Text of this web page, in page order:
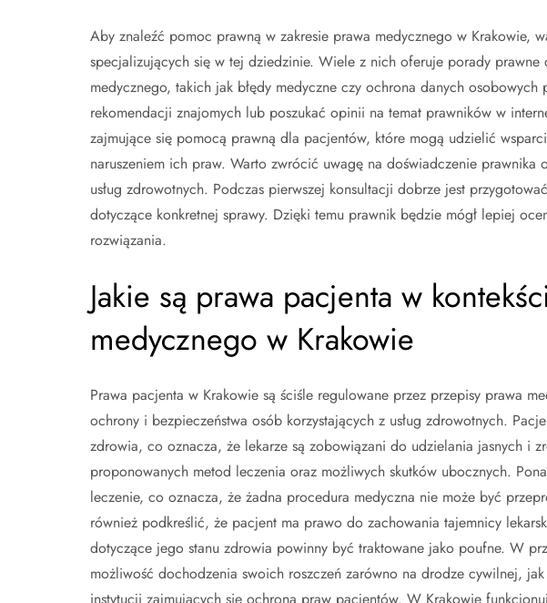
Aby znaleźć pomoc prawną w zakresie prawa medycznego w Krakowie,
specjalizujących się w tej dziedzinie. Wiele z nich oferuje porady prawne
medycznego, takich jak błędy medyczne czy ochrona danych
rekomendacji znajomych lub poszukać opinii na temat prawników w
zajmujące się pomocą prawną dla pacjentów, które mogą udzielić
naruszeniem ich praw. Warto zwrócić uwagę na doświadczenie
usług zdrowotnych. Podczas pierwszej konsultacji dobrze jest
dotyczące konkretnej sprawy. Dzięki temu prawnik będzie mógł lepiej
rozwiązania.
Jakie są prawa pacjenta w
medycznego w Krakowie
Prawa pacjenta w Krakowie są ściśle regulowane przez przepisy prawa
ochrony i bezpieczeństwa osób korzystających z usług zdrowotnych.
zdrowia, co oznacza, że lekarze są zobowiązani do udzielania jasnych i
proponowanych metod leczenia oraz możliwych skutków ubocznych.
leczenie, co oznacza, że żadna procedura medyczna nie może być
również podkreślić, że pacjent ma prawo do zachowania tajemnicy
dotyczące jego stanu zdrowia powinny być traktowane jako poufne. W
możliwość dochodzenia swoich roszczeń zarówno na drodze cywilnej,
instytucji zajmujących się ochroną praw pacjentów. W Krakowie